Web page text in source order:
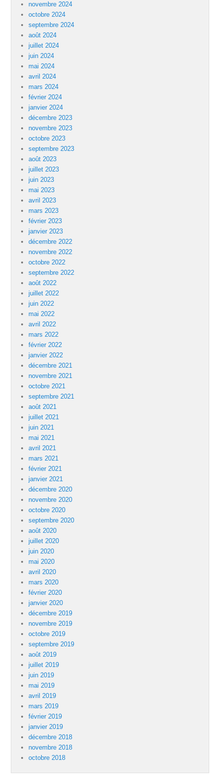
novembre 2024
octobre 2024
septembre 2024
août 2024
juillet 2024
juin 2024
mai 2024
avril 2024
mars 2024
février 2024
janvier 2024
décembre 2023
novembre 2023
octobre 2023
septembre 2023
août 2023
juillet 2023
juin 2023
mai 2023
avril 2023
mars 2023
février 2023
janvier 2023
décembre 2022
novembre 2022
octobre 2022
septembre 2022
août 2022
juillet 2022
juin 2022
mai 2022
avril 2022
mars 2022
février 2022
janvier 2022
décembre 2021
novembre 2021
octobre 2021
septembre 2021
août 2021
juillet 2021
juin 2021
mai 2021
avril 2021
mars 2021
février 2021
janvier 2021
décembre 2020
novembre 2020
octobre 2020
septembre 2020
août 2020
juillet 2020
juin 2020
mai 2020
avril 2020
mars 2020
février 2020
janvier 2020
décembre 2019
novembre 2019
octobre 2019
septembre 2019
août 2019
juillet 2019
juin 2019
mai 2019
avril 2019
mars 2019
février 2019
janvier 2019
décembre 2018
novembre 2018
octobre 2018